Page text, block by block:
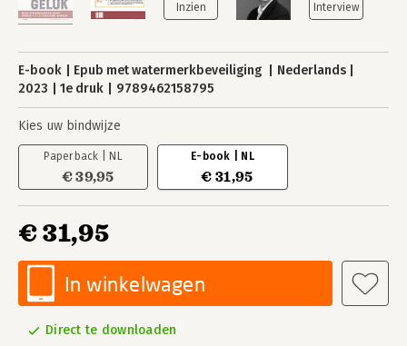
E-book Epub met watermerkbeveiliging
Nederlands
2023
1e druk 9789462158795
Kies uw bindwijze
Paperback | NL
€ 39,95
E-book | NL
€ 31,95
€ 31,95
In winkelwagen
Direct te downloaden